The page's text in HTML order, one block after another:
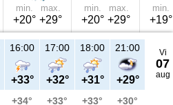
min.
+20°
max.
+29°
min.
+20°
max.
+29°
min.
+19°
16:00
+33°
+34°
17:00
+32°
+33°
18:00
+31°
+33°
21:00
+29°
+30°
Vi
07
aug